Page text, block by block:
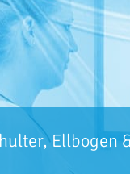
Ellbogen